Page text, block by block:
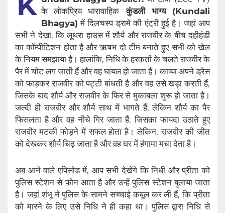
के लोकप्रिय धारावाहिक कुंडली भाग्य (Kundali
Bhagya) में दिलचस्प ड्रामे की एंट्री हुई है। जहां आप
सभी ने देखा, कि लूथरा हाउस में शौर्य और राजवीर के बीच दहीहंडी
का कॉम्पीटिशन होता है और ऋषभ दो टीम बनाते हुए सभी को खेल
के नियम समझाया है। हालांकि, निधि के हरकतों के चलते राजवीर के
पैर में चोट लग जाती हैं और वह घायल हो जाता है। काव्या अपने ड्रेस
को फाड़कर राजवीर को पट्टी बांधती है और वह उसे खड़ा करती हैं,
जिसके बाद शौर्य और राजवीर के फिर से मुकाबला शुरू हो जाता है।
जल्दी ही राजवीर और शौर्य साथ में भागते हैं, लेकिन शौर्य का पैर
फिसलता है और वह नीचे गिर जाता हैं, जिसका फायदा उठाते हुए
राजवीर मटकी फोड़ने में सफल होता है। लेकिन, राजवीर की जीत
को देखकर शौर्य चिढ़ जाता है और वह घर में हंगामा मचा देता है।
अब आने वाले एपिसोड में, आप सभी देखेंगे कि निधी और प्रीता को
पुलिस स्टेशन से फोन आता है और उन्हें पुलिस स्टेशन बुलाया जाता
है। जहां शंभू ने पुलिस के सामने सच्चाई कबूल कर ली हैं, कि प्रीता
को मारने के लिए उसे निधि ने ही कहा था। पुलिस द्वारा निधि से